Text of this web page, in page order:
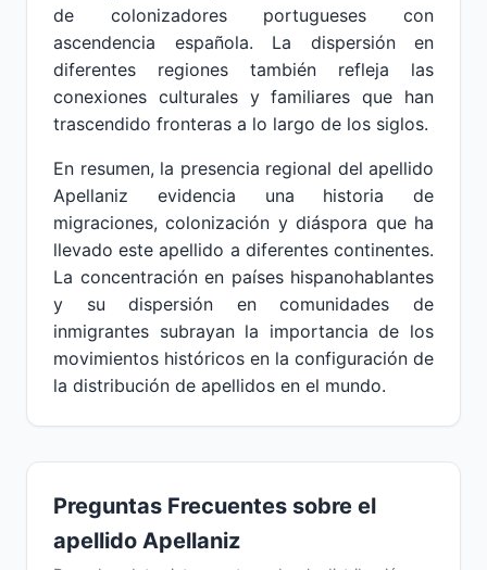
de colonizadores portugueses con
ascendencia española. La dispersión en
diferentes regiones también refleja las
conexiones culturales y familiares que han
trascendido fronteras a lo largo de los siglos.
En resumen, la presencia regional del apellido
Apellaniz evidencia una historia de
migraciones, colonización y diáspora que ha
llevado este apellido a diferentes continentes.
La concentración en países hispanohablantes
y su dispersión en comunidades de
inmigrantes subrayan la importancia de los
movimientos históricos en la configuración de
la distribución de apellidos en el mundo.
Preguntas Frecuentes sobre el
apellido Apellaniz